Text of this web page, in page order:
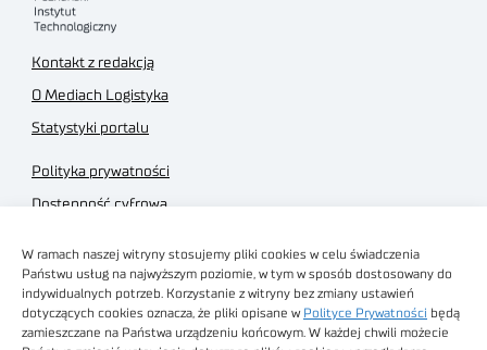
W ramach naszej witryny stosujemy pliki cookies w celu świadczenia
Państwu usług na najwyższym poziomie, w tym w sposób dostosowany do
indywidualnych potrzeb. Korzystanie z witryny bez zmiany ustawień
dotyczących cookies oznacza, że pliki opisane w Polityce Prywatności będą
zamieszczane na Państwa urządzeniu końcowym. W każdej chwili możecie
Kontakt z redakcją
O Mediach Logistyka
Statystyki portalu
Polityka prywatności
Dostępność cyfrowa
Regulamin sklepu